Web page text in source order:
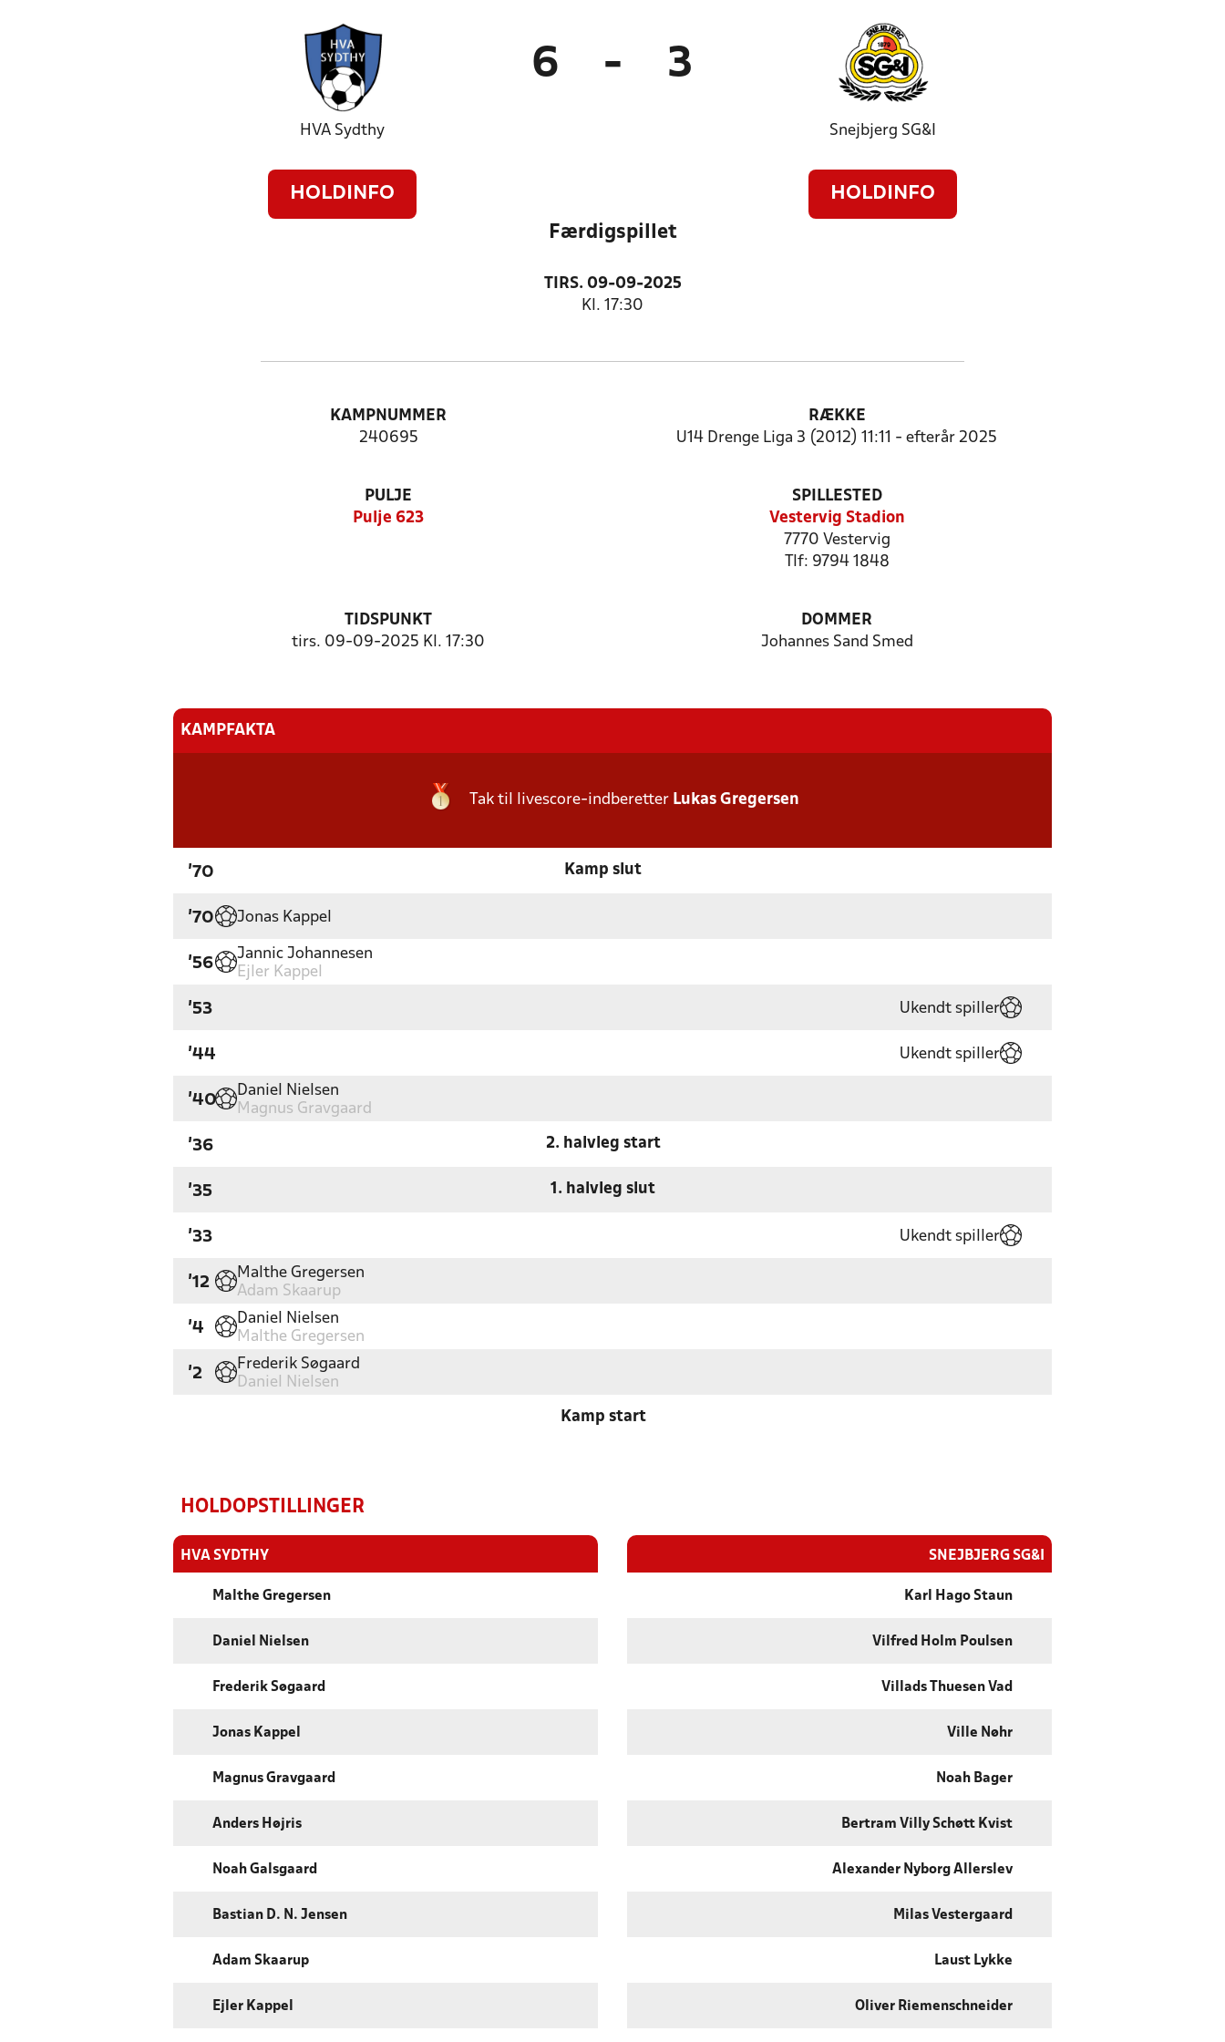
HVA Sydthy
HOLDINFO
6 - 3
Snejbjerg SG&I
HOLDINFO
Færdigspillet
TIRS. 09-09-2025
Kl. 17:30
KAMPNUMMER
240695
RÆKKE
U14 Drenge Liga 3 (2012) 11:11 - efterår 2025
PULJE
Pulje 623
SPILLESTED
Vestervig Stadion
7770 Vestervig
Tlf: 9794 1848
TIDSPUNKT
tirs. 09-09-2025 Kl. 17:30
DOMMER
Johannes Sand Smed
KAMPFAKTA
Tak til livescore-indberetter Lukas Gregersen
'70 Kamp slut
'70 Jonas Kappel
'56
Jannic Johannesen
Ejler Kappel
'53 Ukendt spiller
'44 Ukendt spiller
'40
Daniel Nielsen
Magnus Gravgaard
'36 2. halvleg start
'35 1. halvleg slut
'33 Ukendt spiller
'12
Malthe Gregersen
Adam Skaarup
'4
Daniel Nielsen
Malthe Gregersen
'2
Frederik Søgaard
Daniel Nielsen
Kamp start
HOLDOPSTILLINGER
HVA SYDTHY
Malthe Gregersen
Daniel Nielsen
Frederik Søgaard
Jonas Kappel
Magnus Gravgaard
Anders Højris
Noah Galsgaard
Bastian D. N. Jensen
Adam Skaarup
Ejler Kappel
SNEJBJERG SG&I
Karl Hago Staun
Vilfred Holm Poulsen
Villads Thuesen Vad
Ville Nøhr
Noah Bager
Bertram Villy Schøtt Kvist
Alexander Nyborg Allerslev
Milas Vestergaard
Laust Lykke
Oliver Riemenschneider